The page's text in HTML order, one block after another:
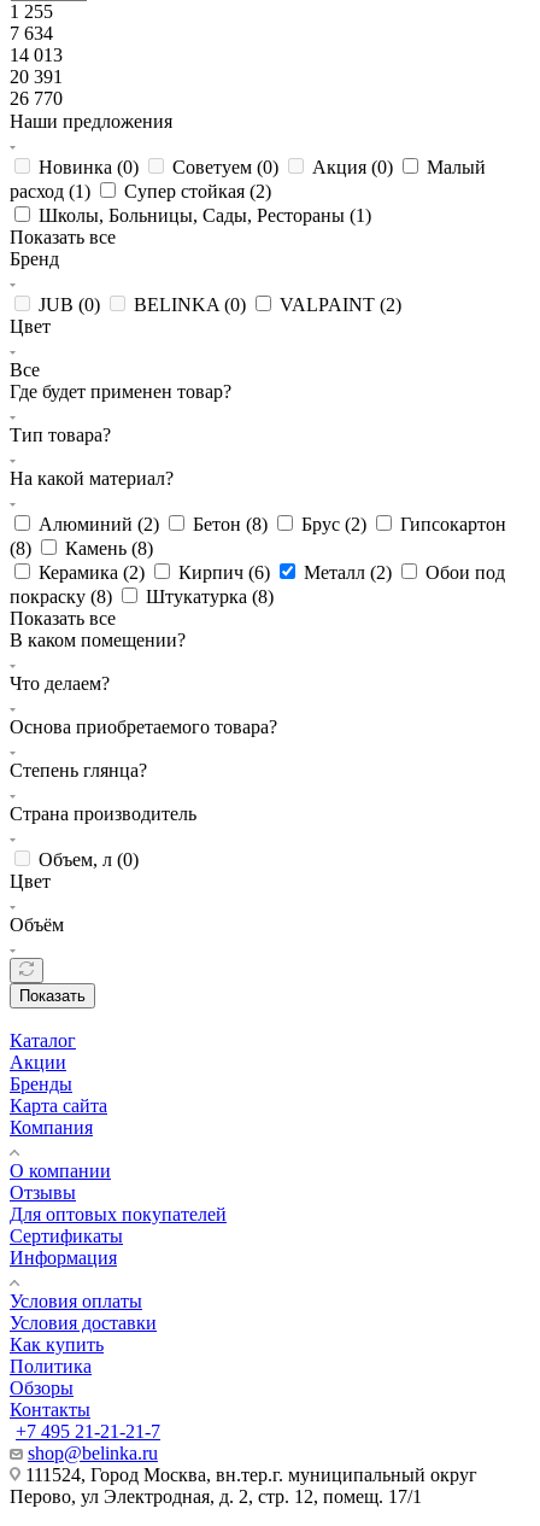
1 255
7 634
14 013
20 391
26 770
Наши предложения
Новинка (0) Советуем (0) Акция (0)
Малый
расход (1) Супер стойкая (2)
Школы, Больницы, Сады, Рестораны (1)
Показать все
Бренд
JUB (0) BELINKA (0) VALPAINT (2)
Цвет
Все
Где будет применен товар?
Тип товара?
На какой материал?
Алюминий (2) Бетон (8) Брус (2)
Гипсокартон
(8) Камень (8)
Керамика (2) Кирпич (6) Металл (2)
Обои под
покраску (8) Штукатурка (8)
Показать все
В каком помещении?
Что делаем?
Основа приобретаемого товара?
Степень глянца?
Страна производитель
Объем, л (0)
Цвет
Объём
Показать
Каталог
Акции
Бренды
Карта сайта
Компания
О компании
Отзывы
Для оптовых покупателей
Сертификаты
Информация
Условия оплаты
Условия доставки
Как купить
Политика
Обзоры
Контакты
+7 495 21-21-21-7
shop@belinka.ru
111524, Город Москва, вн.тер.г. муниципальный округ
Перово, ул Электродная, д. 2, стр. 12, помещ. 17/1